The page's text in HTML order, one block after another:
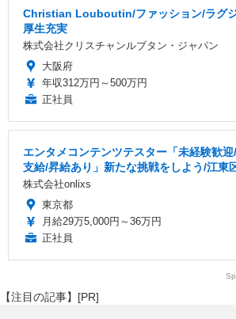
Christian Louboutin/ファッション/ラグ
厚生充実
株式会社クリスチャンルブタン・ジャパン
大阪府
年収312万円～500万円
正社員
エンタメコンテンツテスター「未経験歓
支給/昇給あり」新たな挑戦をしよう/江東
株式会社onlixs
東京都
月給29万5,000円～36万円
正社員
【注目の記事】[PR]